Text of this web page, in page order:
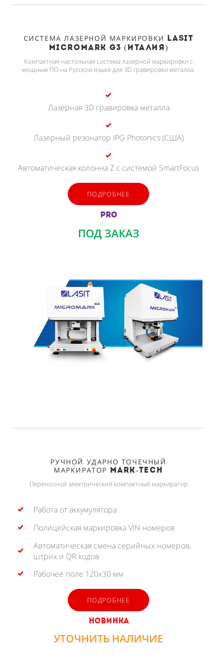
СИСТЕМА ЛАЗЕРНОЙ МАРКИРОВКИ
LASIT
MICROMARK G3 (ИТАЛИЯ)
Компактная настольная система лазерной маркировки с
мощным ПО на Русском языке для 3D гравировки металла
Лазерная 3D гравировка металла
Лазерный резонатор IPG Photonics (США)
Автоматическая колонна Z с системой SmartFocus
ПОДРОБНЕЕ
PRO
ПОД ЗАКАЗ
РУЧНОЙ УДАРНО ТОЧЕЧНЫЙ
МАРКИРАТОР
MARK-TECH
Переносной электрический компактный маркиратор
Работа от аккумулятора
Полицейская маркировка VIN номеров
Автоматическая смена серийных номеров,
штрих и QR кодов
Рабочее поле 120х30 мм
ПОДРОБНЕЕ
НОВИНКА
УТОЧНИТЬ НАЛИЧИЕ